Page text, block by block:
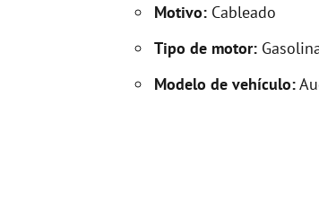
Motivo: Cableado
Tipo de motor:
Modelo de vehículo: